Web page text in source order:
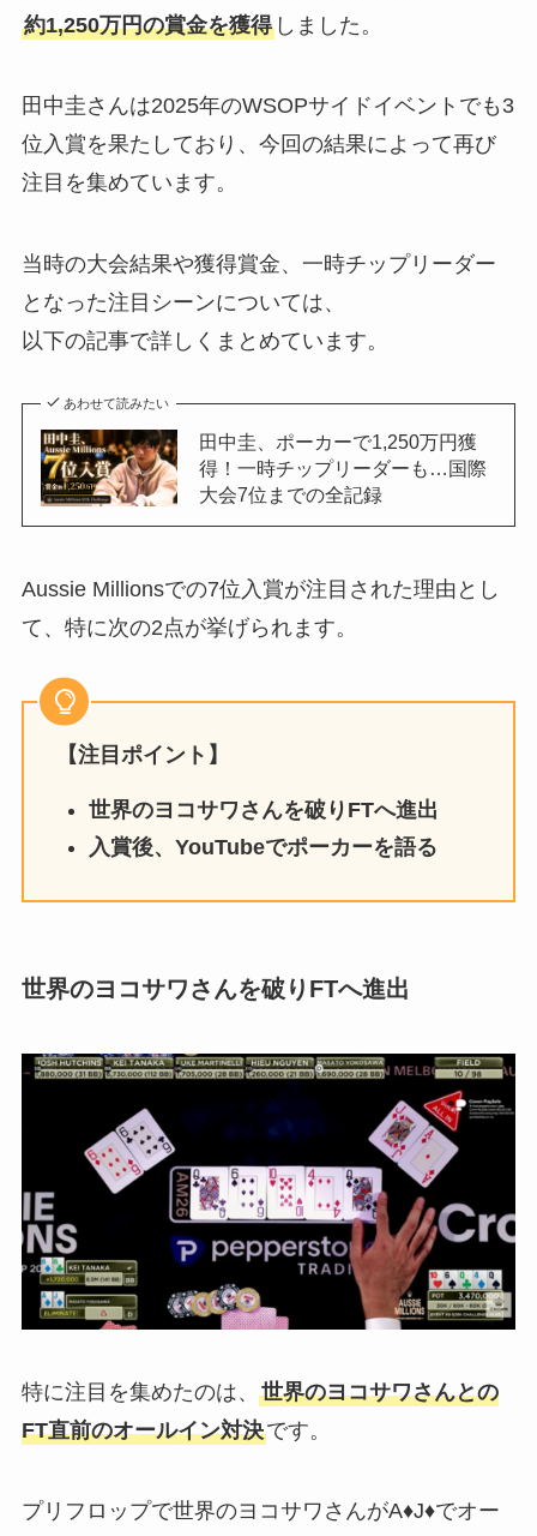
約1,250万円の賞金を獲得しました。
田中圭さんは2025年のWSOPサイドイベントでも3
位入賞を果たしており、今回の結果によって再び
注目を集めています。
当時の大会結果や獲得賞金、一時チップリーダー
となった注目シーンについては、
以下の記事で詳しくまとめています。
あわせて読みたい
田中圭、ポーカーで1,250万円獲
得！一時チップリーダーも…国際
大会7位までの全記録
Aussie Millionsでの7位入賞が注目された理由とし
て、特に次の2点が挙げられます。
【注目ポイント】
世界のヨコサワさんを破りFTへ進出
入賞後、YouTubeでポーカーを語る
世界のヨコサワさんを破りFTへ進出
特に注目を集めたのは、 世界のヨコサワさんとの
FT直前のオールイン対決です。
プリフロップで世界のヨコサワさんがA♦J♦でオー